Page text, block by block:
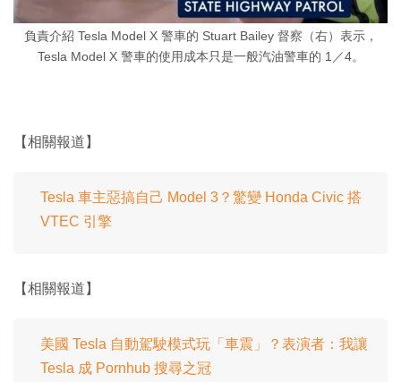
負責介紹 Tesla Model X 警車的 Stuart Bailey 督察（右）表示，
Tesla Model X 警車的使用成本只是一般汽油警車的 1／4。
【相關報道】
Tesla 車主惡搞自己 Model 3？驚變 Honda Civic 搭
VTEC 引擎
【相關報道】
美國 Tesla 自動駕駛模式玩「車震」？表演者：我讓
Tesla 成 Pornhub 搜尋之冠